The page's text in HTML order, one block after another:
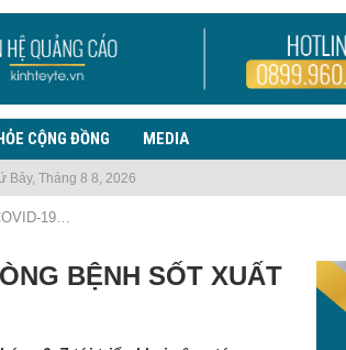
CỘNG ĐỒNG MEDIA
Bảy, Tháng 8 8, 2026
19…
BỆNH SỐT XUẤT